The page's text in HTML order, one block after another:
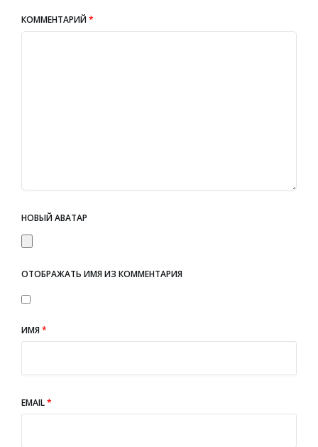
КОММЕНТАРИЙ*
НОВЫЙ АВАТАР
ОТОБРАЖАТЬ ИМЯ ИЗ КОММЕНТАРИЯ
ИМЯ*
EMAIL*